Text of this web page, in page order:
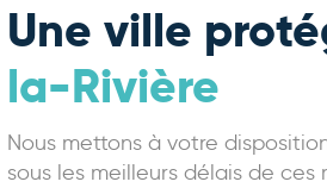
Une ville
la-Rivière
Nous mettons à votre
sous les meilleurs délais de